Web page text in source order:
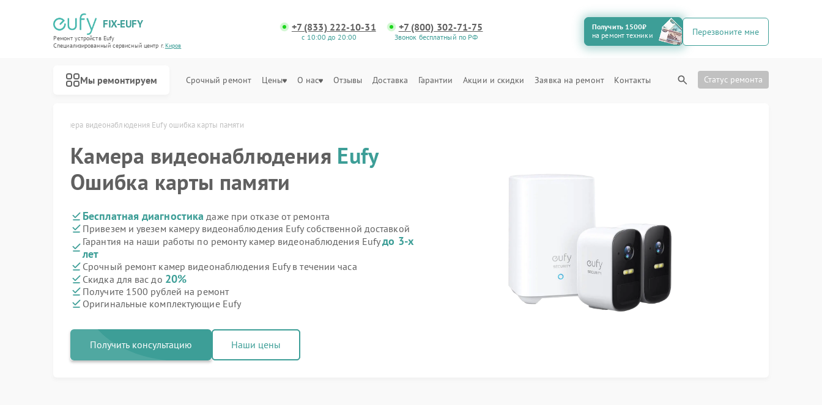
FIX-EUFY
Ремонт устройств Eufy
Специализированный cервисный центр г.Киров
+7 (833) 222-10-31
с 10:00 до 20:00
+7 (800) 302-71-75
Звонок бесплатный по РФ
Получить 1500₽
на ремонт техники
Перезвоните мне
Мы ремонтируем Срочный ремонт Цены О нас Отзывы Доставка Гарантии Акции и скидки Заявка на ремонт Контакты Статус ремонта
Камера видеонаблюдения Eufy ошибка карты памяти
Камера видеонаблюдения Eufy
Ошибка карты памяти
Бесплатная диагностика даже при отказе от ремонта
Привезем и увезем камеру видеонаблюдения Eufy собственной доставкой
Гарантия на наши работы по ремонту камер видеонаблюдения Eufyдо 3-х
лет
Срочный ремонт камер видеонаблюдения Eufy в течении часа
Скидка для вас до 20%
Получите 1500 рублей на ремонт
Оригинальные комплектующие Eufy
Получить консультацию Наши цены